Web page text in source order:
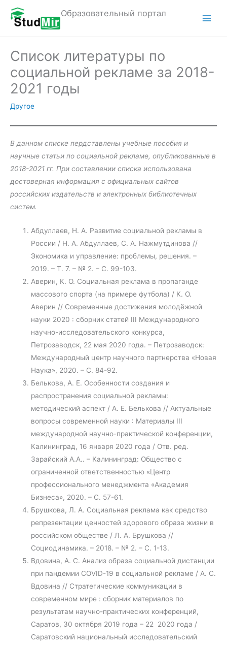
Перейти
содержимому
Образовательный портал
i
e
u
Список литературы по
социальной рекламе за 2018-
2021 годы
Другое
В данном списке пердставлены учебные пособия и
научные статьи по социальной рекламе, опубликованные в
2018-2021 гг. При составлении списка использована
достоверная информация с официальных сайтов
российских издательств и электронных библиотечных
систем.
Абдуллаев, Н. А. Развитие социальной рекламы в
России / Н. А. Абдуллаев, С. А. Нажмутдинова //
Экономика и управление: проблемы, решения. –
2019. – Т. 7. – № 2. – С. 99-103.
Аверин, К. О. Социальная реклама в пропаганде
массового спорта (на примере футбола) / К. О.
Аверин // Современные достижения молодёжной
науки 2020 : сборник статей III Международного
научно-исследовательского конкурса,
Петрозаводск, 22 мая 2020 года. – Петрозаводск:
Международный центр научного партнерства «Новая
Наука», 2020. – С. 84-92.
Белькова, А. Е. Особенности создания и
распространения социальной рекламы:
методический аспект / А. Е. Белькова // Актуальные
вопросы современной науки : Материалы III
международной научно-практической конференции,
Калининград, 16 января 2020 года / Отв. ред.
Зарайский А.А.. – Калининград: Общество с
ограниченной ответственностью «Центр
профессионального менеджмента «Академия
Бизнеса», 2020. – С. 57-61.
Брушкова, Л. А. Социальная реклама как средство
репрезентации ценностей здорового образа жизни в
российском обществе / Л. А. Брушкова //
Социодинамика. – 2018. – № 2. – С. 1-13.
Вдовина, А. С. Анализ образа социальной дистанции
при пандемии СOVID-19 в социальной рекламе / А. С.
Вдовина // Стратегические коммуникации в
современном мире : сборник материалов по
результатам научно-практических конференций,
Саратов, 30 октября 2019 года – 22 2020 года /
Саратовский национальный исследовательский